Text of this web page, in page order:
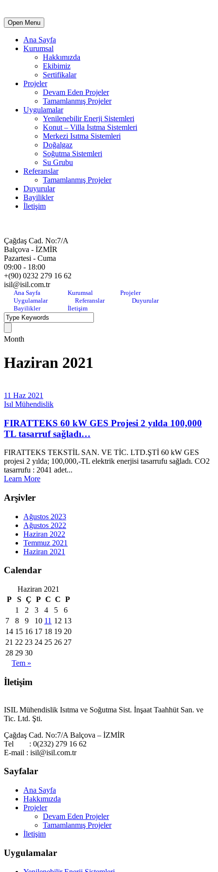
Open Menu
Ana Sayfa
Kurumsal
Hakkımızda
Ekibimiz
Sertifikalar
Projeler
Devam Eden Projeler
Tamamlanmış Projeler
Uygulamalar
Yenilenebilir Enerji Sistemleri
Konut – Villa Isıtma Sistemleri
Merkezi Isıtma Sistemleri
Doğalgaz
Soğutma Sistemleri
Su Grubu
Referanslar
Tamamlanmış Projeler
Duyurular
Bayilikler
İletişim
Çağdaş Cad. No:7/A
Balçova - İZMİR
Pazartesi - Cuma
09:00 - 18:00
+(90) 0232 279 16 62
isil@isil.com.tr
Ana Sayfa Kurumsal
Projeler
Uygulamalar
Referanslar
Duyurular
Bayilikler
İletişim
Month
Haziran 2021
11 Haz 2021
Isıl Mühendislik
FIRATTEKS 60 kW GES Projesi 2 yılda 100,000
TL tasarruf sağladı…
FIRATTEKS TEKSTİL SAN. VE TİC. LTD.ŞTİ 60 kW GES
projesi 2 yılda; 100,000,-TL elektrik enerjisi tasarrufu sağladı. CO2
tasarrufu : 2041 adet...
Learn More
Arşivler
Ağustos 2023
Ağustos 2022
Haziran 2022
Temmuz 2021
Haziran 2021
Calendar
Haziran 2021
P
S Ç P C C P
1
2 3 4 5
6
7
8 9 10 11 12 13
14 15 16 17 18 19 20
21 22 23 24 25 26 27
28 29 30
Tem »
İletişim
ISIL Mühendislik Isıtma ve Soğutma Sist. İnşaat Taahhüt San. ve
Tic. Ltd. Şti.
Çağdaş Cad. No:7/A Balçova – İZMİR
Tel : 0(232) 279 16 62
E-mail : isil@isil.com.tr
Sayfalar
Ana Sayfa
Hakkımızda
Projeler
Devam Eden Projeler
Tamamlanmış Projeler
İletişim
Uygulamalar